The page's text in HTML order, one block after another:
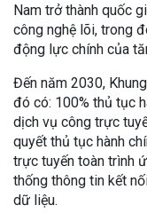
Nam trở thành quốc
công nghệ lõi, trong
động lực chính của
Đến năm 2030,
đó có: 100% thủ tục
dịch vụ công trực
quyết thủ tục hành
trực tuyến toàn trình
thống thông tin kết
dữ liệu.